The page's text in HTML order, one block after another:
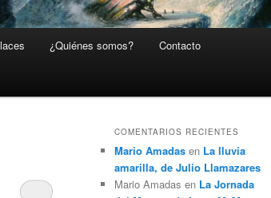
¿Quiénes somos? Contacto
COMENTARIOS RECIENTES
Mario Amadas en La lluvia
amarilla, de Julio Llamazares
Mario Amadas en La Jornada